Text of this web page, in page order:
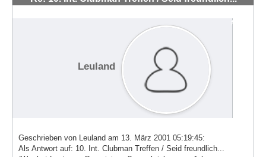
#575
Leuland
Geschrieben von Leuland am 13. März 2001 05:19:45:
Als Antwort auf: 10. Int. Clubman Treffen / Seid freundlich...